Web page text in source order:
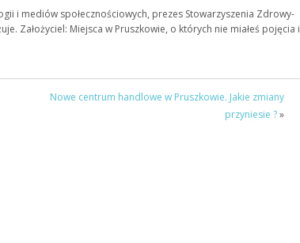
i mediów społecznościowych, prezes Stowarzyszenia Zdrowy-
Założyciel: Miejsca w Pruszkowie, o których nie miałeś pojęcia i
Nowe centrum handlowe w Pruszkowie. Jakie zmiany
przyniesie ?»